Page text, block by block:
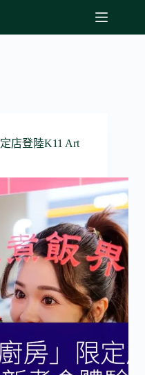
店登陸K11 Art